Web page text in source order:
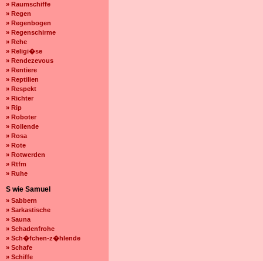
» Raumschiffe
» Regen
» Regenbogen
» Regenschirme
» Rehe
» Religi�se
» Rendezevous
» Rentiere
» Reptilien
» Respekt
» Richter
» Rip
» Roboter
» Rollende
» Rosa
» Rote
» Rotwerden
» Rtfm
» Ruhe
S wie Samuel
» Sabbern
» Sarkastische
» Sauna
» Schadenfrohe
» Sch�fchen-z�hlende
» Schafe
» Schiffe